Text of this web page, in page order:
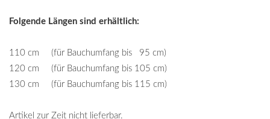
Folgende Längen sind erhältlich:
110 cm (für Bauchumfang bis 95 cm)
120 cm (für Bauchumfang bis 105 cm)
130 cm (für Bauchumfang bis 115 cm)
Artikel zur Zeit nicht lieferbar.